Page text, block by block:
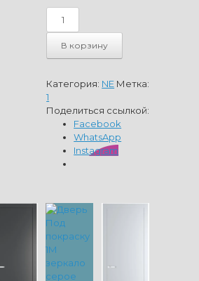
товара
1NE
2000*800
(190)
кромка
Eclipse
В корзину
Категория: NE Метка:
1
Поделиться ссылкой:
Facebook
WhatsApp
Instagram